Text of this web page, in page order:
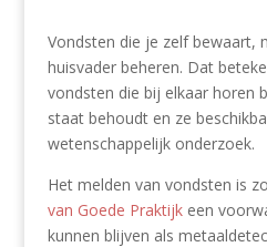
Vondsten die je zelf bewaart,
huisvader beheren. Dat
vondsten die bij elkaar horen
staat behoudt en ze
wetenschappelijk onderzoek.
Het melden van vondsten is
van Goede Praktijkeen
kunnen blijven als